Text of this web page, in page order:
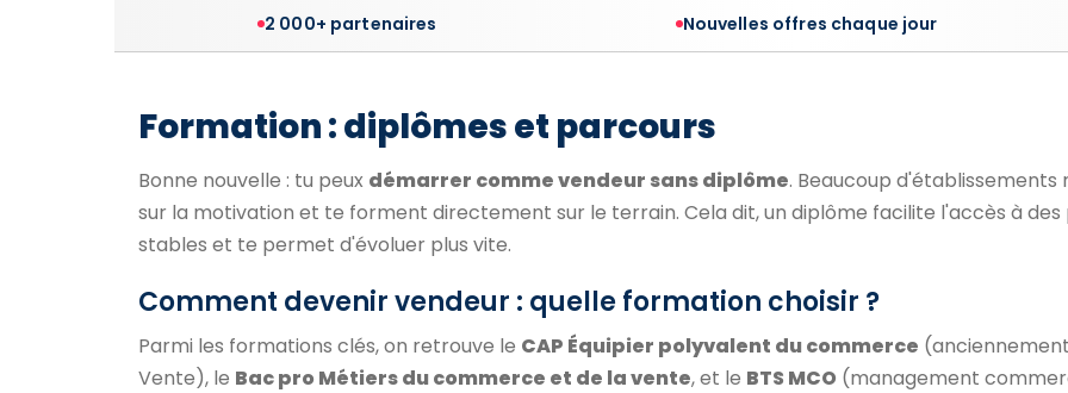
2 000+ partenaires Nouvelles offres chaque jour
Formation : diplômes et parcours
Bonne nouvelle : tu peux démarrer comme vendeur sans diplôme. Beaucoup
sur la motivation et te forment directement sur le terrain. Cela dit, un diplôme facilite l'accès à des
stables et te permet d'évoluer plus vite.
Comment devenir vendeur : quelle formation choisir ?
Parmi les formations clés, on retrouve le CAP Équipier polyvalent du commerce
Vente), le Bac pro Métiers du commerce et de la vente, et le BTS MCO (management